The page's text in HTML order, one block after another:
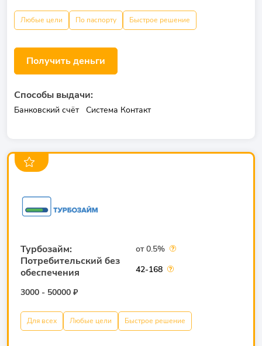
Любые цели По паспорту Быстрое решение
Получить деньги
Способы выдачи:
Банковский счёт Система Контакт
Турбозайм:
Потребительский без
обеспечения
3000 - 50000 ₽
от 0.5%
42-168
Для всех Любые цели Быстрое решение